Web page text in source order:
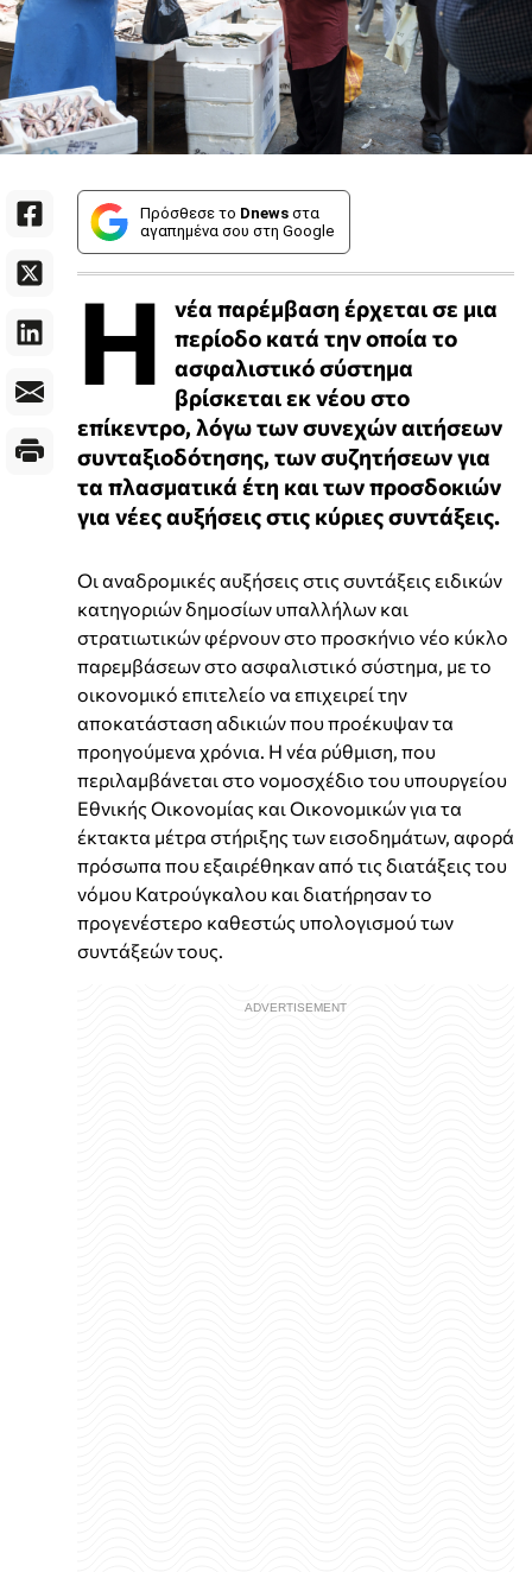
Πρόσθεσε το Dnews στα
αγαπημένα σου στη Google
Η
νέα παρέμβαση έρχεται σε μια
περίοδο κατά την οποία το
ασφαλιστικό σύστημα
βρίσκεται εκ νέου στο
επίκεντρο, λόγω των συνεχών αιτήσεων
συνταξιοδότησης, των συζητήσεων για
τα πλασματικά έτη και των προσδοκιών
για νέες αυξήσεις στις κύριες συντάξεις.
Οι αναδρομικές αυξήσεις στις συντάξεις ειδικών
κατηγοριών δημοσίων υπαλλήλων και
στρατιωτικών φέρνουν στο προσκήνιο νέο κύκλο
παρεμβάσεων στο ασφαλιστικό σύστημα, με το
οικονομικό επιτελείο να επιχειρεί την
αποκατάσταση αδικιών που προέκυψαν τα
προηγούμενα χρόνια. Η νέα ρύθμιση, που
περιλαμβάνεται στο νομοσχέδιο του υπουργείου
Εθνικής Οικονομίας και Οικονομικών για τα
έκτακτα μέτρα στήριξης των εισοδημάτων, αφορά
πρόσωπα που εξαιρέθηκαν από τις διατάξεις του
νόμου Κατρούγκαλου και διατήρησαν το
προγενέστερο καθεστώς υπολογισμού των
συντάξεών τους.